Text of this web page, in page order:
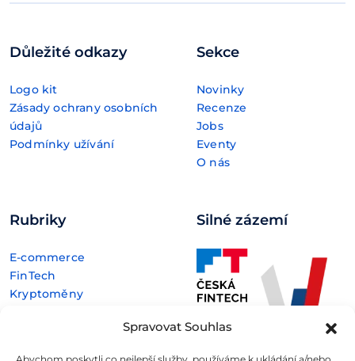
Spravovat Souhlas
Důležité odkazy
Logo kit
Zásady ochrany osobních
údajů
Podmínky užívání
Sekce
Novinky
Recenze
Jobs
Eventy
O nás
Rubriky
E-commerce
FinTech
Kryptoměny
Silné zázemí